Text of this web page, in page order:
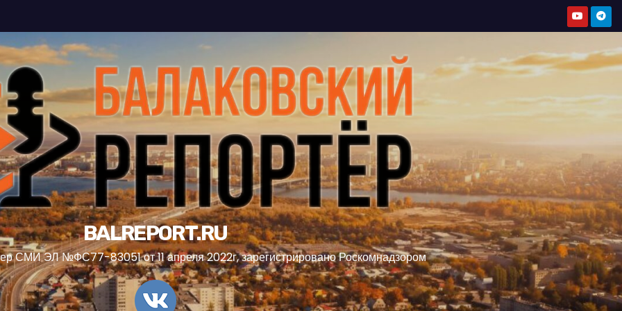
BALREPORT.RU
СМИ ЭЛ №ФС77-83051 от 11 апреля 2022г, зарегистрировано Роскомнадзором